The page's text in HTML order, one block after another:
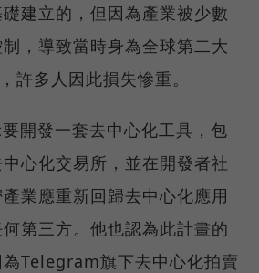
建立的，但因為產業被少數
，導致當時身為全球第二大
許多人因此損失慘重。
開發一套去中心化工具，包
心化交易所，並在開發者社
業應重新回歸去中心化應用
第三方。他也認為此計畫的
Telegram旗下去中心化拍賣